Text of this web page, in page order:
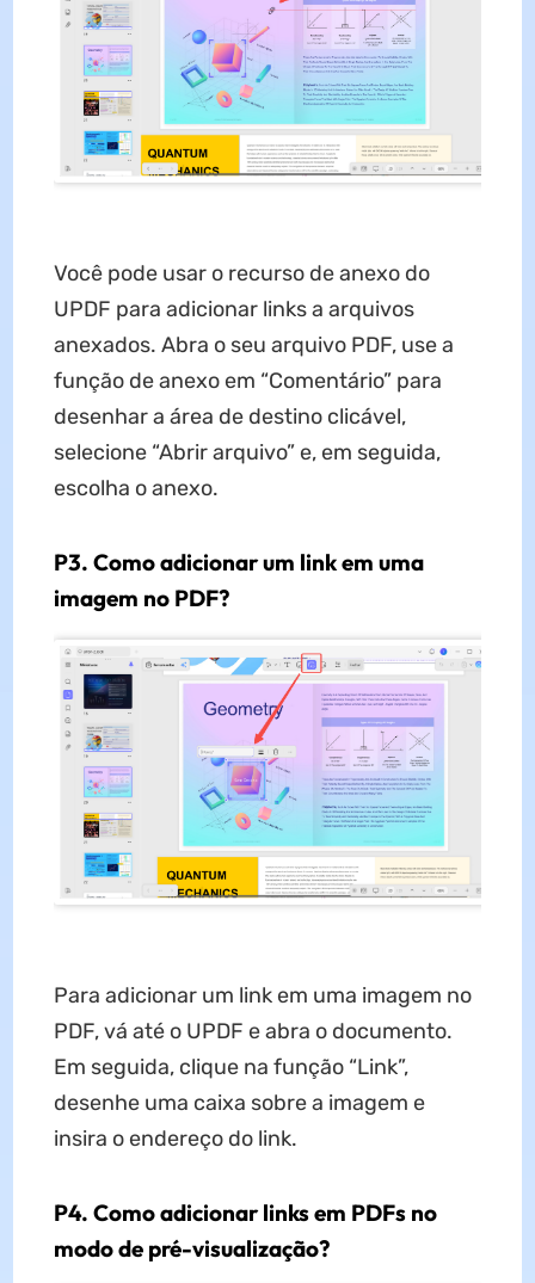
Você pode usar o recurso de anexo do
UPDF para adicionar links a arquivos
anexados. Abra o seu arquivo PDF, use a
função de anexo em “Comentário” para
desenhar a área de destino clicável,
selecione “Abrir arquivo” e, em seguida,
escolha o anexo.
P3. Como adicionar um link em uma
imagem no PDF?
Para adicionar um link em uma imagem no
PDF, vá até o UPDF e abra o documento.
Em seguida, clique na função “Link”,
desenhe uma caixa sobre a imagem e
insira o endereço do link.
P4. Como adicionar links em PDFs no
modo de pré-visualização?